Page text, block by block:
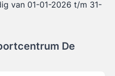
van 01-01-2026 t/m 31-
De